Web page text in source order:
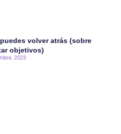
volver atrás (sobre
objetivos)
2023